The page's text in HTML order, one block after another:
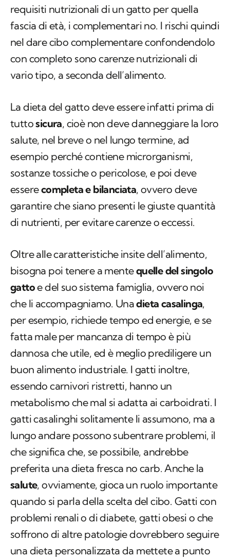
requisiti nutrizionali di un gatto per quella
fascia di età, i complementari no. I rischi quindi
nel dare cibo complementare confondendolo
con completo sono carenze nutrizionali di
vario tipo, a seconda dell’alimento.
La dieta del gatto deve essere infatti prima di
tuttosicura, cioè non deve danneggiare la loro
salute, nel breve o nel lungo termine, ad
esempio perché contiene microrganismi,
sostanze tossiche o pericolose, e poi deve
esserecompleta e bilanciata, ovvero deve
garantire che siano presenti le giuste quantità
di nutrienti, per evitare carenze o eccessi.
Oltre alle caratteristiche insite dell’alimento,
bisogna poi tenere a mentequelle del singolo
gattoe del suo sistema famiglia, ovvero noi
che li accompagniamo. Unadieta casalinga,
per esempio, richiede tempo ed energie, e se
fatta male per mancanza di tempo è più
dannosa che utile, ed è meglio prediligere un
buon alimento industriale. I gatti inoltre,
essendo carnivori ristretti, hanno un
metabolismo che mal si adatta ai carboidrati. I
gatti casalinghi solitamente li assumono, ma a
lungo andare possono subentrare problemi, il
che significa che, se possibile, andrebbe
preferita una dieta fresca no carb. Anche la
salute, ovviamente, gioca un ruolo importante
quando si parla della scelta del cibo. Gatti con
problemi renali o di diabete, gatti obesi o che
soffrono di altre patologie dovrebbero seguire
una dieta personalizzata da mettete a punto